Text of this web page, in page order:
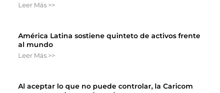
Leer Más >>
América Latina sostiene quinteto de activos frente
al mundo
Leer Más >>
Al aceptar lo que no puede controlar, la Caricom